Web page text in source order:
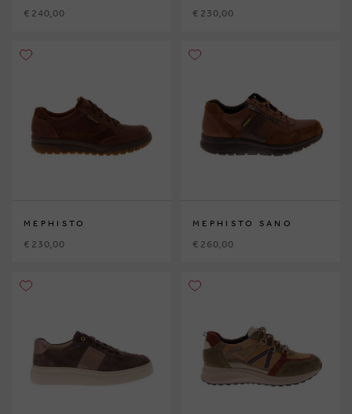
€ 240,00 € 230,00
MEPHISTO
€ 230,00
MEPHISTO SANO
€ 260,00